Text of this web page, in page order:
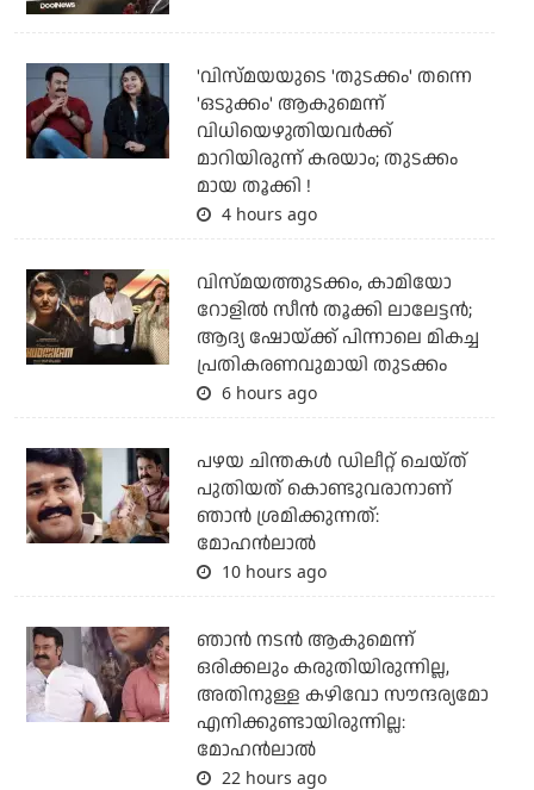
'വിസ്മയയുടെ 'തുടക്കം' തന്നെ
'ഒടുക്കം' ആകുമെന്ന്
വിധിയെഴുതിയവര്‍ക്ക്
മാറിയിരുന്ന് കരയാം; തുടക്കം
മായ തൂക്കി !
4 hours ago
വിസ്മയത്തുടക്കം, കാമിയോ
റോളില്‍ സീന്‍ തൂക്കി ലാലേട്ടന്‍;
ആദ്യ ഷോയ്ക്ക് പിന്നാലെ മികച്ച
പ്രതികരണവുമായി തുടക്കം
6 hours ago
പഴയ ചിന്തകള്‍ ഡിലീറ്റ് ചെയ്ത്
പുതിയത് കൊണ്ടുവരാനാണ്
ഞാന്‍ ശ്രമിക്കുന്നത്:
മോഹന്‍ലാല്‍
10 hours ago
ഞാൻ നടൻ ആകുമെന്ന്
ഒരിക്കലും കരുതിയിരുന്നില്ല,
അതിനുള്ള കഴിവോ സൗന്ദര്യമോ
എനിക്കുണ്ടായിരുന്നില്ല:
മോഹൻലാൽ
22 hours ago